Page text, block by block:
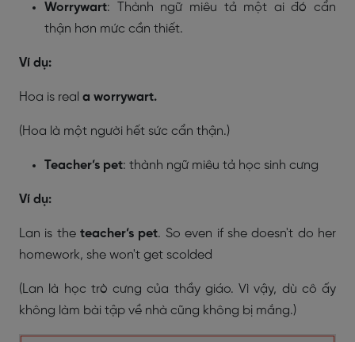
Worrywart: Thành ngữ miêu tả một ai đó cẩn
thận hơn mức cần thiết.
Ví dụ:
Hoa is real a worrywart.
(Hoa là một người hết sức cẩn thận.)
Teacher’s pet: thành ngữ miêu tả học sinh cưng
Ví dụ:
Lan is theteacher’s pet. So even if she doesn't do her
homework, she won't get scolded
(Lan là học trò cưng của thầy giáo. Vì vậy, dù cô ấy
không làm bài tập về nhà cũng không bị mắng.)